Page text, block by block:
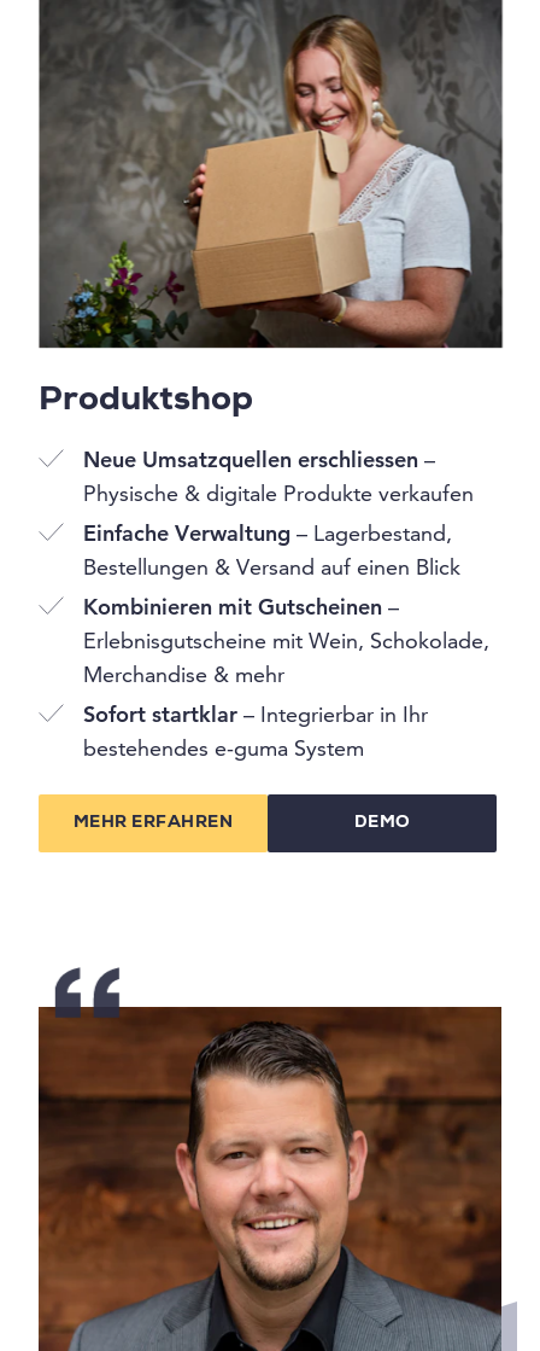
Produktshop
Neue Umsatzquellen erschliessen –
Physische & digitale Produkte verkaufen
Einfache Verwaltung – Lagerbestand,
Bestellungen & Versand auf einen Blick
Kombinieren mit Gutscheinen –
Erlebnisgutscheine mit Wein, Schokolade,
Merchandise & mehr
Sofort startklar – Integrierbar in Ihr
bestehendes e-guma System
MEHR ERFAHREN DEMO